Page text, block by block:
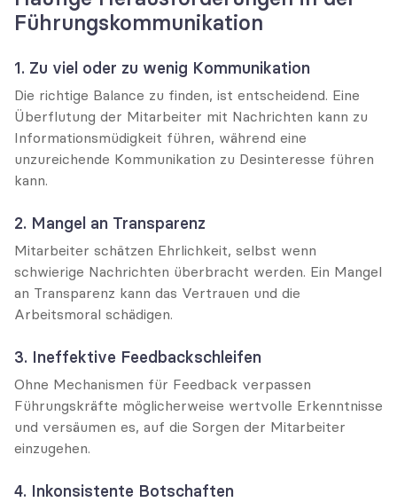
Führungskommunikation
1. Zu viel oder zu wenig Kommunikation
Die richtige Balance zu finden, ist entscheidend. Eine
Überflutung der Mitarbeiter mit Nachrichten kann zu
Informationsmüdigkeit führen, während eine
unzureichende Kommunikation zu Desinteresse führen
kann.
2. Mangel an Transparenz
Mitarbeiter schätzen Ehrlichkeit, selbst wenn
schwierige Nachrichten überbracht werden. Ein Mangel
an Transparenz kann das Vertrauen und die
Arbeitsmoral schädigen.
3. Ineffektive Feedbackschleifen
Ohne Mechanismen für Feedback verpassen
Führungskräfte möglicherweise wertvolle Erkenntnisse
und versäumen es, auf die Sorgen der Mitarbeiter
einzugehen.
4. Inkonsistente Botschaften